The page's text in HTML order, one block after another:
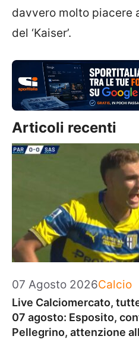
davvero molto piacere
del ‘Kaiser’.
Articoli recenti
07 Agosto 2026Calcio
Live Calciomercato,
07 agosto: Esposito,
Pellegrino, attenzione